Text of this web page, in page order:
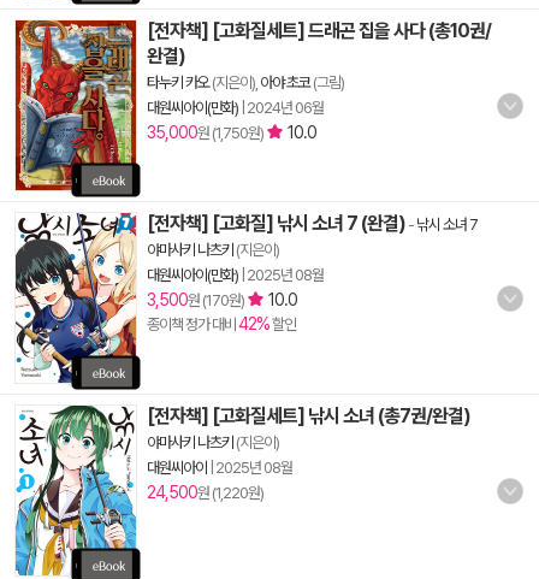
[전자책] [고화질세트] 드래곤 집을 사다 (총10권/
완결)
타누키 카오(지은이), 아야 초코(그림)
대원씨아이(만화) 2024년 06월
35,000원 (1,750원) 10.0
[전자책] [고화질] 낚시 소녀 7 (완결) - 낚시 소녀 7
야마사키 나츠키 (지은이)
대원씨아이(만화) 2025년 08월
3,500원 (170원) 10.0
종이책 정가 대비 42%할인
[전자책] [고화질세트] 낚시 소녀 (총7권/완결)
야마사키 나츠키 (지은이)
대원씨아이
2025년 08월
24,500원 (1,220원)